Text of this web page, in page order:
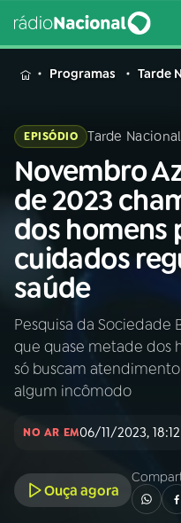
MENU
Buscar
na
Rádio
Nacional
01INÍCIO
A RÁDIO
03PROGRAMAÇÃO
04PROGRAMAS
Programas Tarde
EPISÓDIO Tarde
Novembro
de 2023
dos homens
cuidados
saúde
Pesquisa da Sociedade
que quase metade dos
só buscam
algum incômodo
NO AR EM06/11/2023, 18:12
Ouça agora